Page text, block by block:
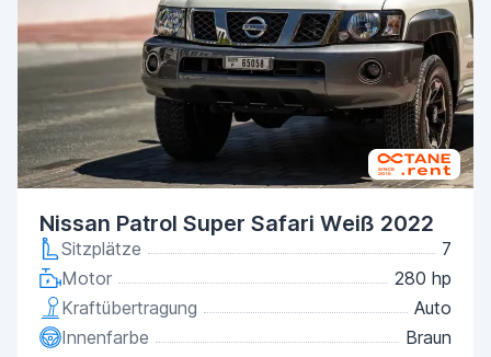
Nissan Patrol Super Safari Weiß 2022
Sitzplätze
7
Motor
280 hp
Kraftübertragung
Auto
Innenfarbe
Braun